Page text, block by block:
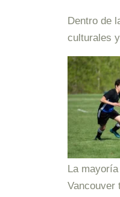
Dentro de
culturales
La
Vancouver